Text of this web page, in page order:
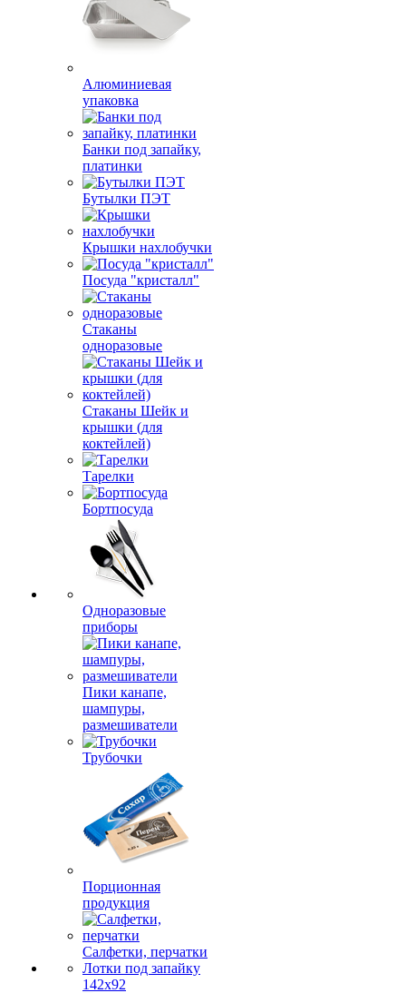
Алюминиевая
упаковка
Банки под запайку,
платинки
Бутылки ПЭТ
Крышки нахлобучки
Посуда "кристалл"
Стаканы
одноразовые
Стаканы Шейк и
крышки (для
коктейлей)
Тарелки
Бортпосуда
Одноразовые
приборы
Пики канапе,
шампуры,
размешиватели
Трубочки
Порционная
продукция
Салфетки, перчатки
Лотки под запайку
142х92